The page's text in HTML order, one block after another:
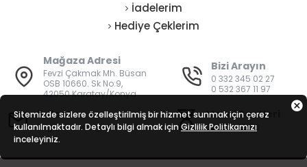
İadelerim
Hediye Çeklerim
Mağaza Adresi
Fevzi Çakmak Mh. Büsan
OSB 10660. Sk No:9,
42050 Karatay/Konya
Bizi Arayın
0 332 345 02 27
0 532 367 11 97
E-Posta
bilgi@vatanisguvenligi.com
Mesai Saatleri
08:00 - 19:00
Sitemizde sizlere özelleştirilmiş bir hizmet sunmak için çerez
kullanılmaktadır. Detaylı bilgi almak için Gizlilik Politikamızı
inceleyiniz.